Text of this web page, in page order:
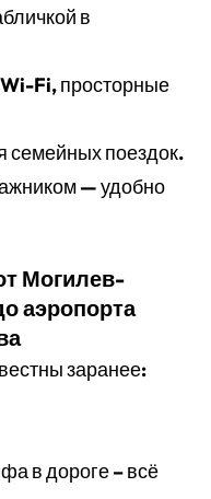
в
Fi, просторные
семейных поездок.
— удобно
Могилев-
аэропорта
заранее:
в дороге – всё